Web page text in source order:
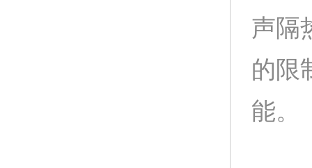
声隔
的限
能。